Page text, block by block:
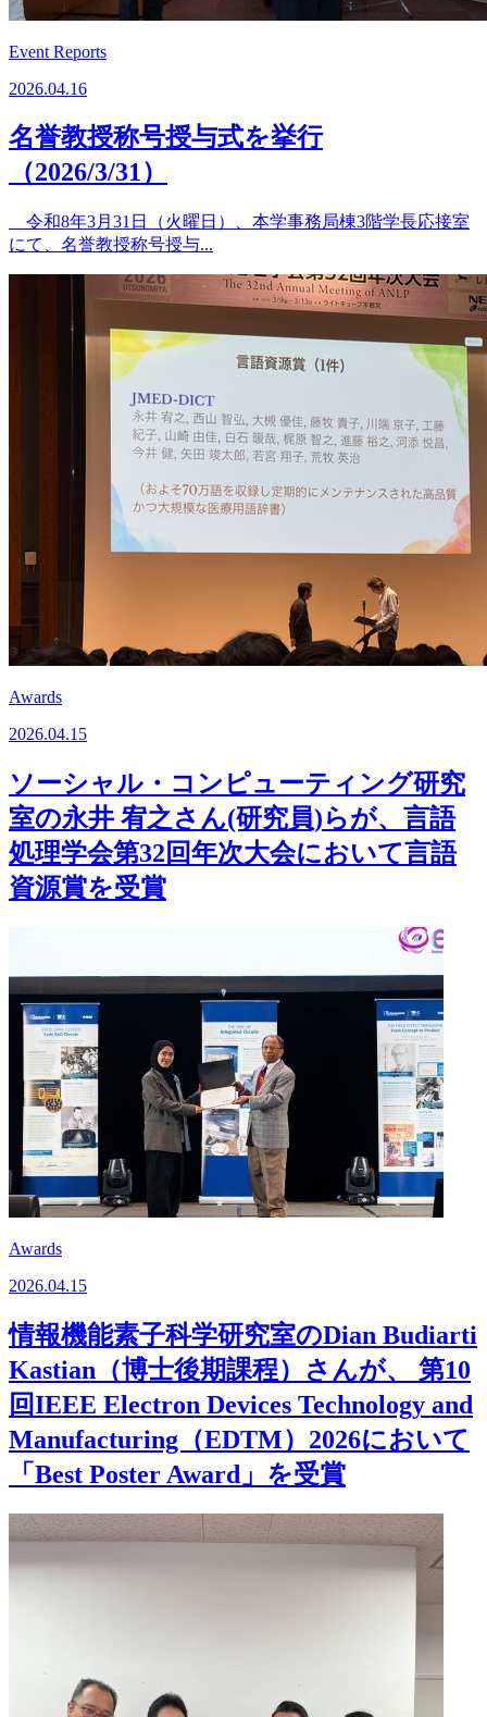
Event Reports
2026.04.16
名誉教授称号授与式を挙行
（2026/3/31）
令和8年3月31日（火曜日）、本学事務局棟3階学長応接室
にて、名誉教授称号授与...
Awards
2026.04.15
ソーシャル・コンピューティング研究
室の永井 宥之さん(研究員)らが、言語
処理学会第32回年次大会において言語
資源賞を受賞
Awards
2026.04.15
情報機能素子科学研究室のDian Budiarti
Kastian（博士後期課程）さんが、 第10
回IEEE Electron Devices Technology and
Manufacturing（EDTM）2026において
「Best Poster Award」を受賞